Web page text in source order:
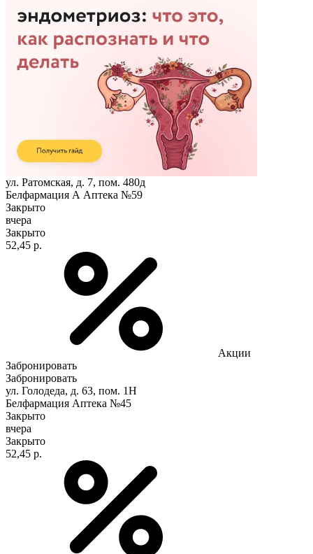
ул. Ратомская, д. 7, пом. 480д
Белфармация А Аптека №59
Закрыто
вчера
Закрыто
52,45 р.
Акции
Забронировать
Забронировать
ул. Голодеда, д. 63, пом. 1Н
Белфармация Аптека №45
Закрыто
вчера
Закрыто
52,45 р.